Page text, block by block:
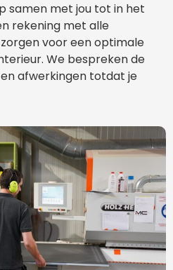
samen met jou tot in het
rekening met alle
voor een optimale
We bespreken de
afwerkingen totdat je